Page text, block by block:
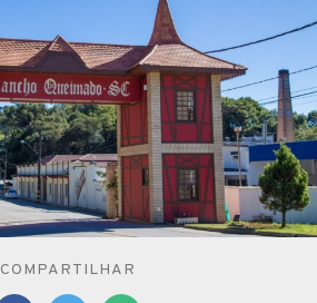
COMPARTILHAR